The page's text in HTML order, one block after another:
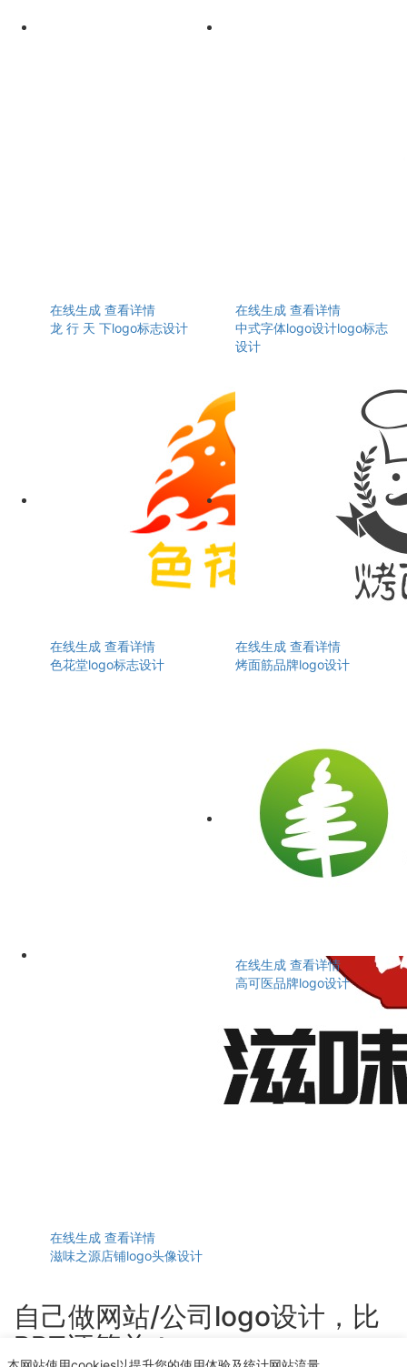
在线生成 查看详情
龙 行 天 下logo标志设计
在线生成 查看详情
中式字体logo设计logo标志
设计
在线生成 查看详情
色花堂logo标志设计
在线生成 查看详情
烤面筋品牌logo设计
在线生成 查看详情
滋味之源店铺logo头像设计
在线生成 查看详情
高可医品牌logo设计
自己做网站/公司logo设计，比
PPT还简单！